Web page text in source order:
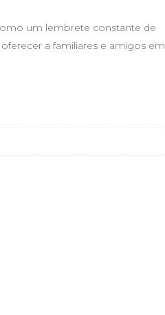
um lembrete constante de
a familiares e amigos em